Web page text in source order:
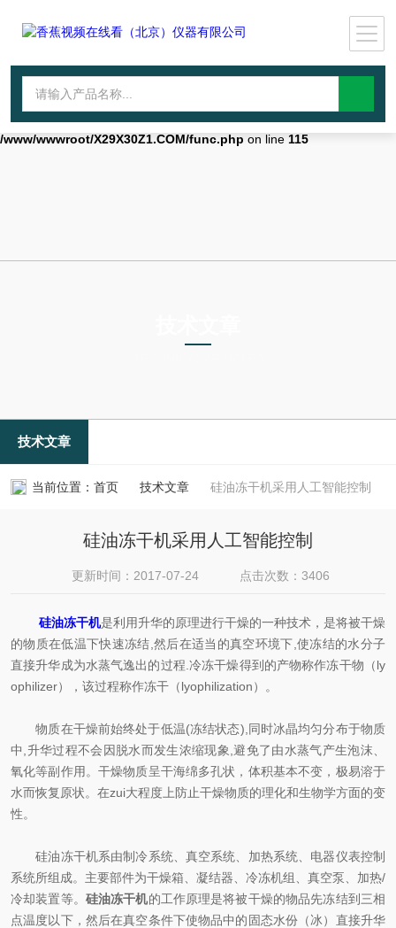
Warning: mkdir(): No space left on device in
file_put_contents(./cachefile_yuan/qhdybl.com/cache/a2/c4d2a/
failed to open stream: No such file or directory in
/www/wwwroot/X29X30Z1.COM/func.php on line 115
技术文章
当前位置： 首页 技术文章 硅油冻干机采用人工智能控制
硅油冻干机采用人工智能控制
更新时间：2017-07-24 点击次数：3406
硅油冻干机是利用升华的原理进行干燥的一种技术，是将被干燥
的物质在低温下快速冻结,然后在适当的真空环境下,使冻结的水分子
直接升华成为水蒸气逸出的过程.冷冻干燥得到的产物称作冻干物（ly
ophilizer），该过程称作冻干（lyophilization）。
物质在干燥前始终处于低温(冻结状态),同时冰晶均匀分布于物质
中,升华过程不会因脱水而发生浓缩现象,避免了由水蒸气产生泡沫、
氧化等副作用。干燥物质呈干海绵多孔状，体积基本不变，极易溶于
水而恢复原状。在zui大程度上防止干燥物质的理化和生物学方面的变
性。
硅油冻干机系由制冷系统、真空系统、加热系统、电器仪表控制
系统所组成。主要部件为干燥箱、凝结器、冷冻机组、真空泵、加热/
冷却装置等。 硅油冻干机的工作原理是将被干燥的物品先冻结到三相
点温度以下，然后在真空条件下使物品中的固态水份（冰）直接升华